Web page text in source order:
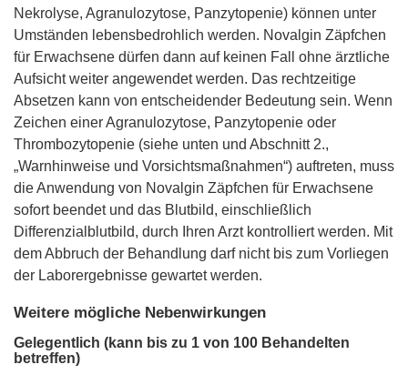
Nekrolyse, Agranulozytose, Panzytopenie) können unter
Umständen lebensbedrohlich werden. Novalgin Zäpfchen
für Erwachsene dürfen dann auf keinen Fall ohne ärztliche
Aufsicht weiter angewendet werden. Das rechtzeitige
Absetzen kann von entscheidender Bedeutung sein. Wenn
Zeichen einer Agranulozytose, Panzytopenie oder
Thrombozytopenie (siehe unten und Abschnitt 2.,
„Warnhinweise und Vorsichtsmaßnahmen“) auftreten, muss
die Anwendung von Novalgin Zäpfchen für Erwachsene
sofort beendet und das Blutbild, einschließlich
Differenzialblutbild, durch Ihren Arzt kontrolliert werden. Mit
dem Abbruch der Behandlung darf nicht bis zum Vorliegen
der Laborergebnisse gewartet werden.
Weitere mögliche Nebenwirkungen
Gelegentlich (kann bis zu 1 von 100 Behandelten
betreffen)